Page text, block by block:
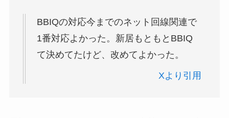
BBIQの対応今までのネット回線関連で
1番対応よかった。新居もともとBBIQ
て決めてたけど、改めてよかった。
Xより引用